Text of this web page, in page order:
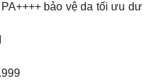
bảo vệ da tối ưu dư